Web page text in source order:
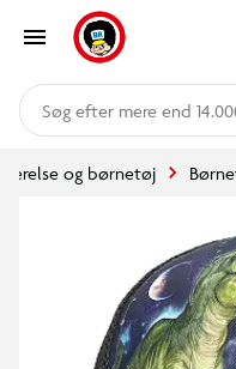
mere end
og børnetøj